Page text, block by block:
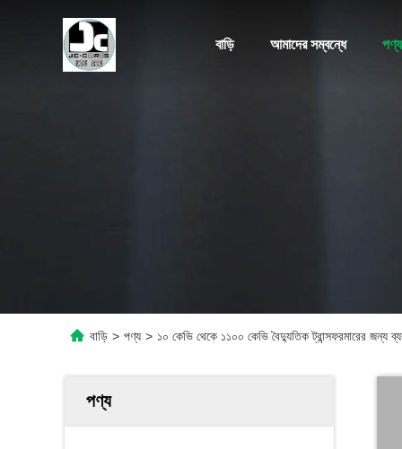
বাড়ি আমাদের সম্বন্ধে পণ্য
বাড়ি > পণ্য > ১০ কেভি থেকে ১১০০ কেভি বৈদ্যুতিক ট্রান্সফরমারের জন্য
পণ্য